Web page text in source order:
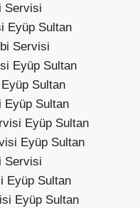
Servisi
Eyüp Sultan
Servisi
Eyüp Sultan
Sultan
Eyüp Sultan
Eyüp Sultan
Eyüp Sultan
Servisi
Eyüp Sultan
Eyüp Sultan